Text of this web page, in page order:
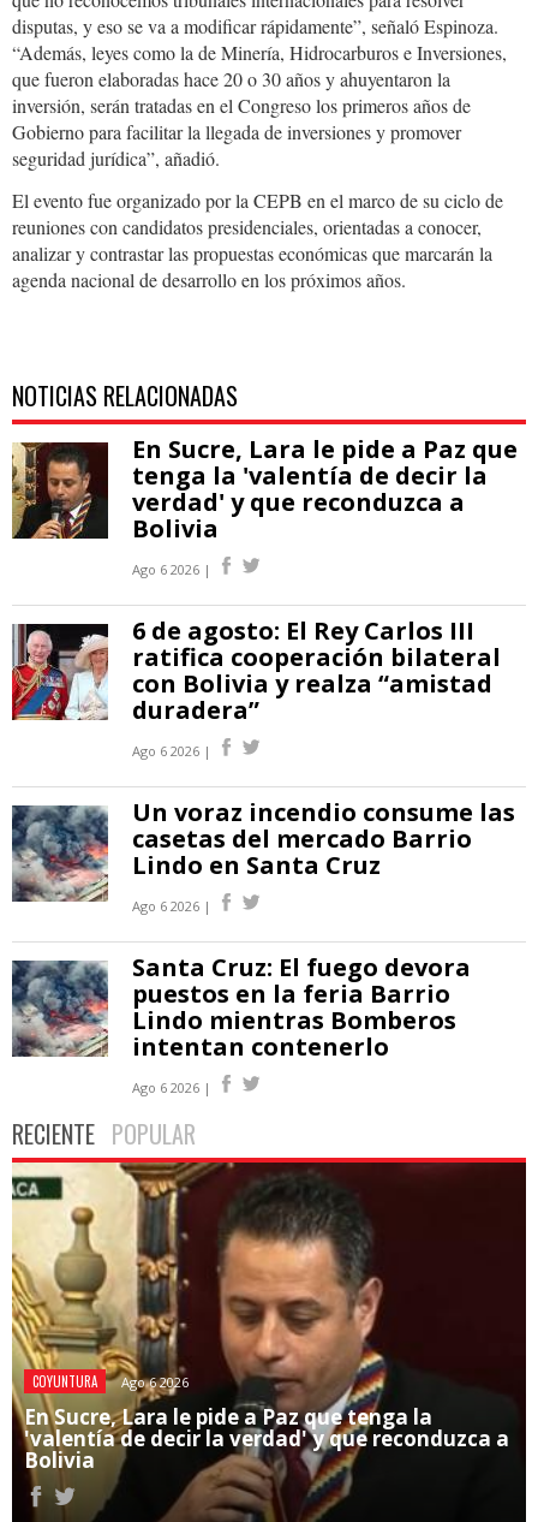
disputas, y eso se va a modificar rápidamente”, señaló Espinoza.
“Además, leyes como la de Minería, Hidrocarburos e Inversiones,
que fueron elaboradas hace 20 o 30 años y ahuyentaron la
inversión, serán tratadas en el Congreso los primeros años de
Gobierno para facilitar la llegada de inversiones y promover
seguridad jurídica”, añadió.
El evento fue organizado por la CEPB en el marco de su ciclo de
reuniones con candidatos presidenciales, orientadas a conocer,
analizar y contrastar las propuestas económicas que marcarán la
agenda nacional de desarrollo en los próximos años.
NOTICIAS RELACIONADAS
En Sucre, Lara le pide a Paz que
tenga la 'valentía de decir la
verdad' y que reconduzca a
Bolivia
Ago 6 2026 |
6 de agosto: El Rey Carlos III
ratifica cooperación bilateral
con Bolivia y realza “amistad
duradera”
Ago 6 2026 |
Un voraz incendio consume las
casetas del mercado Barrio
Lindo en Santa Cruz
Ago 6 2026 |
Santa Cruz: El fuego devora
puestos en la feria Barrio
Lindo mientras Bomberos
intentan contenerlo
Ago 6 2026 |
RECIENTE POPULAR
COYUNTURA Ago 6 2026
En Sucre, Lara le pide a Paz que tenga la
'valentía de decir la verdad' y que reconduzca a
Bolivia